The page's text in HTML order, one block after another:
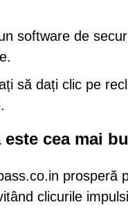
software de
să dați clic pe
cea mai
prosperă
clicurile